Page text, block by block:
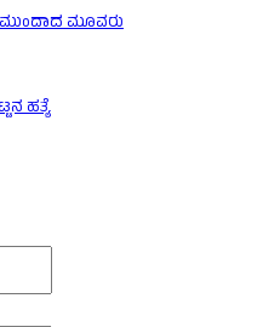
ಮುಂದಾದ ಮೂವರು
ಹತ್ಯೆ